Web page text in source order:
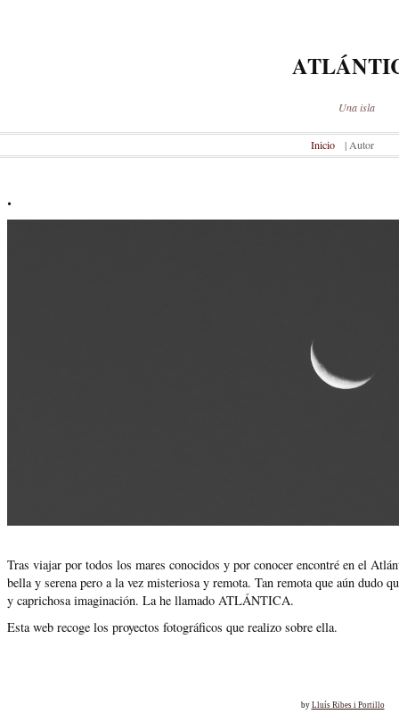
Una isla
Inicio | Autor
.
Tras viajar por todos los mares conocidos y por conocer encontré en el
bella y serena pero a la vez misteriosa y remota. Tan remota que aún dudo
y caprichosa imaginación. La he llamado ATLÁNTICA.
Esta web recoge los proyectos fotográficos que realizo sobre ella.
by Lluís Ribes i Portillo